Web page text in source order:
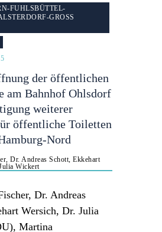
FUHLSBÜTTEL-
GROSS B
der öffentlichen
am Bahnhof Ohlsdorf
weiterer
öffentliche Toiletten
Nord
Dr. Andreas Schott, Ekkehart
Wickert
Dr. Andreas
Wersich, Dr. Julia
Martina